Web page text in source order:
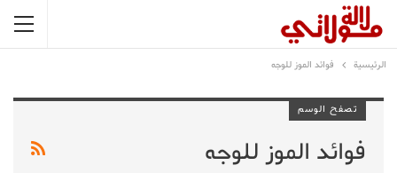
الرئيسية فوائد الموز للوجه
تصفح الوسم
فوائد الموز للوجه